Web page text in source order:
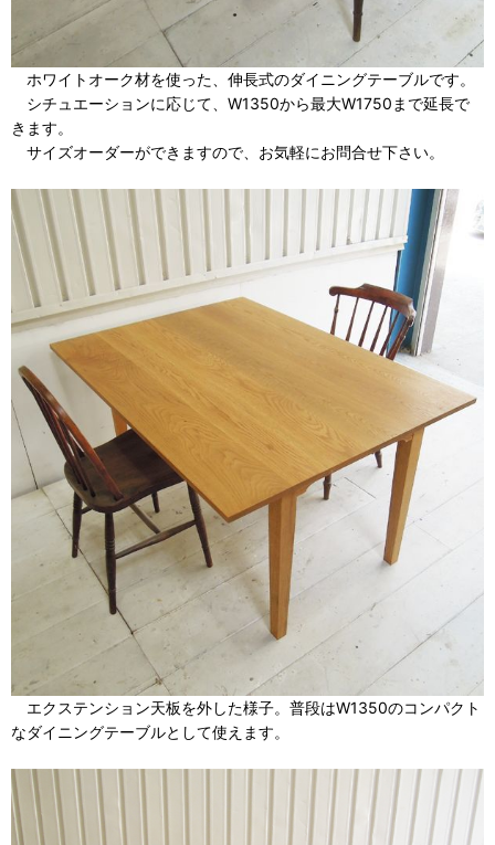
ホワイトオーク材を使った、伸長式のダイニングテーブルです。
シチュエーションに応じて、W1350から最大W1750まで延長で
きます。
サイズオーダーができますので、お気軽にお問合せ下さい。
エクステンション天板を外した様子。普段はW1350のコンパクト
なダイニングテーブルとして使えます。